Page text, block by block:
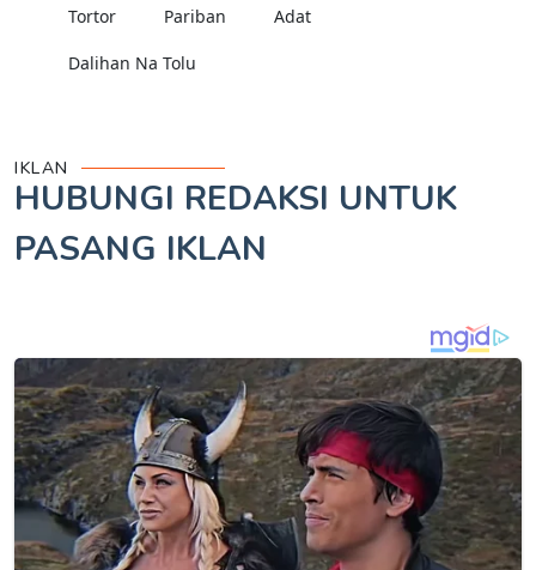
Tortor Pariban Adat
Dalihan Na Tolu
IKLAN
HUBUNGI REDAKSI UNTUK
PASANG IKLAN